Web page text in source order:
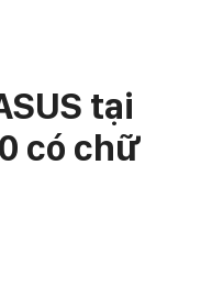
tại
có chữ